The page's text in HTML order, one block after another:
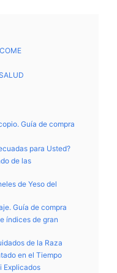
Guía de compra
para Usted?
de las
de Yeso del
Guía de compra
índices de gran
de la Raza
en el Tiempo
Explicados